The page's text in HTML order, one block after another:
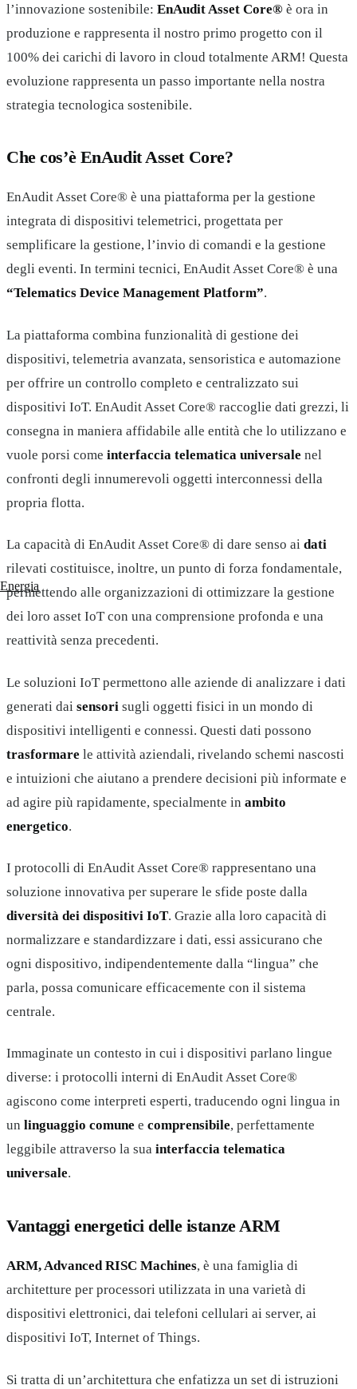
Energia
l’innovazione sostenibile: EnAudit Asset Core® è ora in
produzione e rappresenta il nostro primo progetto con il
100% dei carichi di lavoro in cloud totalmente ARM! Questa
evoluzione rappresenta un passo importante nella nostra
strategia tecnologica sostenibile.
Che cos’è EnAudit Asset Core?
EnAudit Asset Core® è una piattaforma per la gestione
integrata di dispositivi telemetrici, progettata per
semplificare la gestione, l’invio di comandi e la gestione
degli eventi. In termini tecnici, EnAudit Asset Core® è una
“Telematics Device Management Platform”.
La piattaforma combina funzionalità di gestione dei
dispositivi, telemetria avanzata, sensoristica e automazione
per offrire un controllo completo e centralizzato sui
dispositivi IoT. EnAudit Asset Core® raccoglie dati grezzi, li
consegna in maniera affidabile alle entità che lo utilizzano e
vuole porsi come interfaccia telematica universale nel
confronti degli innumerevoli oggetti interconnessi della
propria flotta.
La capacità di EnAudit Asset Core® di dare senso ai dati
rilevati costituisce, inoltre, un punto di forza fondamentale,
permettendo alle organizzazioni di ottimizzare la gestione
dei loro asset IoT con una comprensione profonda e una
reattività senza precedenti.
Le soluzioni IoT permettono alle aziende di analizzare i dati
generati dai sensori sugli oggetti fisici in un mondo di
dispositivi intelligenti e connessi. Questi dati possono
trasformare le attività aziendali, rivelando schemi nascosti
e intuizioni che aiutano a prendere decisioni più informate e
ad agire più rapidamente, specialmente in ambito
energetico.
I protocolli di EnAudit Asset Core® rappresentano una
soluzione innovativa per superare le sfide poste dalla
diversità dei dispositivi IoT. Grazie alla loro capacità di
normalizzare e standardizzare i dati, essi assicurano che
ogni dispositivo, indipendentemente dalla “lingua” che
parla, possa comunicare efficacemente con il sistema
centrale.
Immaginate un contesto in cui i dispositivi parlano lingue
diverse: i protocolli interni di EnAudit Asset Core®
agiscono come interpreti esperti, traducendo ogni lingua in
un linguaggio comune e comprensibile, perfettamente
leggibile attraverso la sua interfaccia telematica
universale.
Vantaggi energetici delle istanze ARM
ARM, Advanced RISC Machines, è una famiglia di
architetture per processori utilizzata in una varietà di
dispositivi elettronici, dai telefoni cellulari ai server, ai
dispositivi IoT, Internet of Things.
Si tratta di un’architettura che enfatizza un set di istruzioni